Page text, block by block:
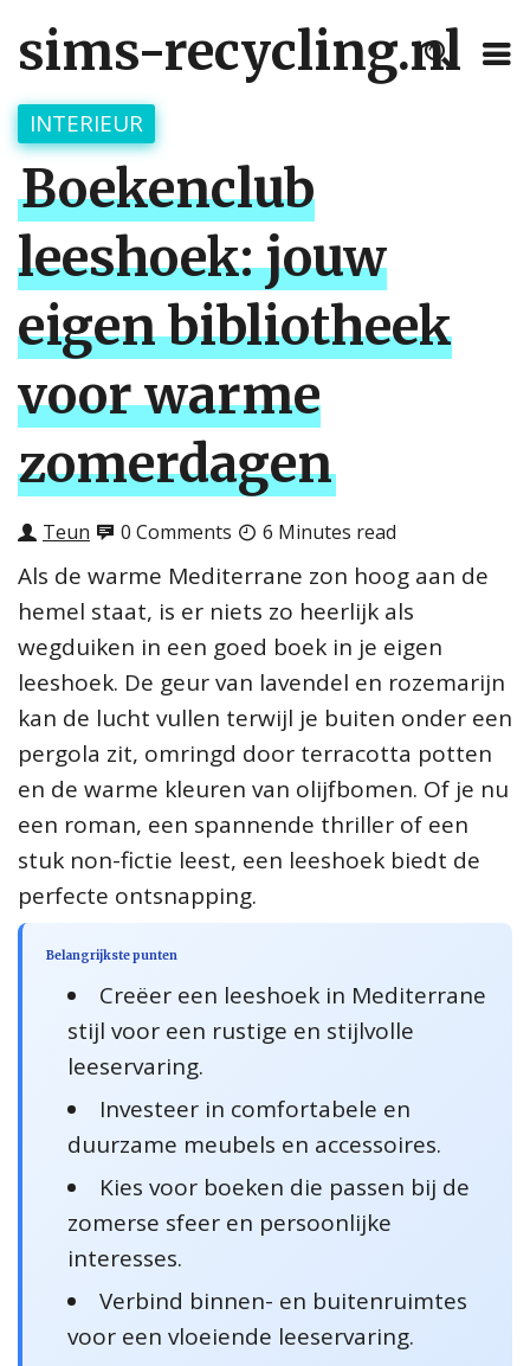
sims-recycling.nl
INTERIEUR
Boekenclub
leeshoek: jouw
eigen bibliotheek
voor warme
zomerdagen
Teun 0 Comments 6 Minutes read
Als de warme Mediterrane zon hoog aan de
hemel staat, is er niets zo heerlijk als
wegduiken in een goed boek in je eigen
leeshoek. De geur van lavendel en rozemarijn
kan de lucht vullen terwijl je buiten onder een
pergola zit, omringd door terracotta potten
en de warme kleuren van olijfbomen. Of je nu
een roman, een spannende thriller of een
stuk non-fictie leest, een leeshoek biedt de
perfecte ontsnapping.
Belangrijkste punten
Creëer een leeshoek in Mediterrane
stijl voor een rustige en stijlvolle
leeservaring.
Investeer in comfortabele en
duurzame meubels en accessoires.
Kies voor boeken die passen bij de
zomerse sfeer en persoonlijke
interesses.
Verbind binnen- en buitenruimtes
voor een vloeiende leeservaring.